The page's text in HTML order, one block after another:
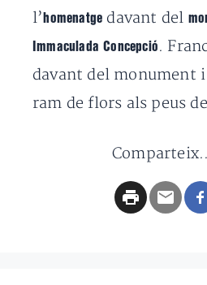
l’homenatge davant del
Immaculada Concepció .
davant del monument
ram de flors als peus